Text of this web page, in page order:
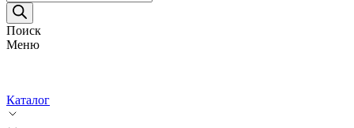
товаров
Поиск
Меню
Каталог